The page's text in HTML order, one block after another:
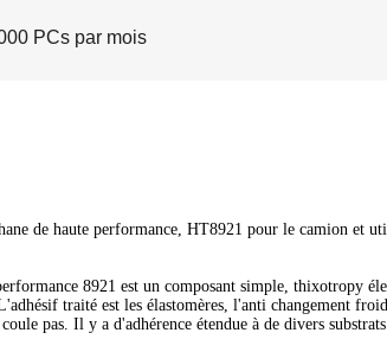
PCs par mois
de haute performance, HT8921 pour le camion et
8921 est un composant simple, thixotropy
traité est les élastomères, l'anti changement
pas. Il y a d'adhérence étendue à de divers